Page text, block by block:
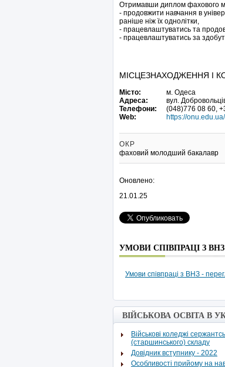
Отримавши диплом фахового
- продовжити навчання в
раніше ніж їх однолітки,
- працевлаштуватись та
- працевлаштуватись за
МІСЦЕЗНАХОДЖЕННЯ І
Місто:
м. Одеса
Адреса:
вул.
Телефони:
(048)776 08 60,
Web:
https://
ОКР
фаховий молодший бакалавр
Оновлено:
21.01.25
УМОВИ СПІВПРАЦІ З ВНЗ
Умови співпраці з ВНЗ -
ВІЙСЬКОВА ОСВІТА В
Військові коледжі
(старшинського) складу
Довідник вступнику - 2022
Особливості прийому на